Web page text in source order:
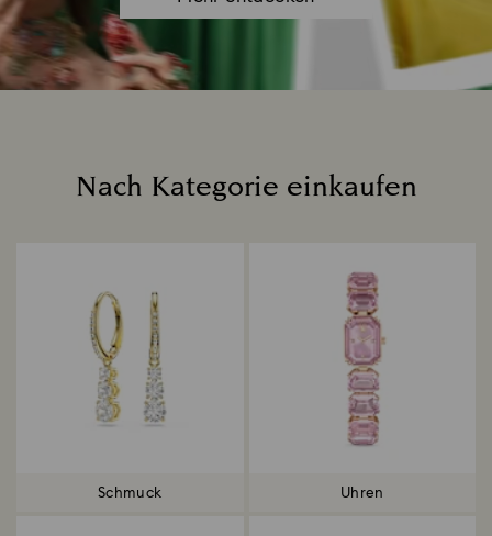
Nach Kategorie einkaufen
Schmuck Uhren